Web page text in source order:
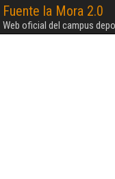
Fuente la Mora 2.0
Web oficial del campus